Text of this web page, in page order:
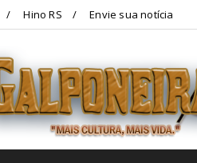
Hino RS Envie sua notícia